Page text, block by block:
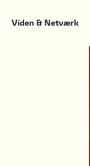
Viden & Netværk